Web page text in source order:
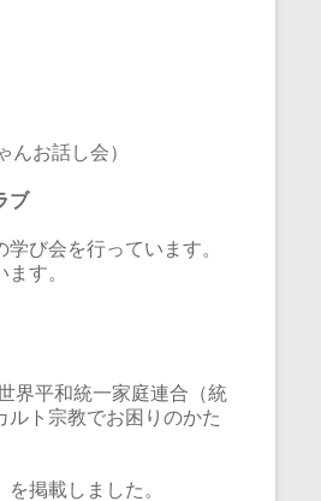
んお話し会）
ブ
び会を行っています。
す。
界平和統一家庭連合（統
ト宗教でお困りのかた
を掲載しました。